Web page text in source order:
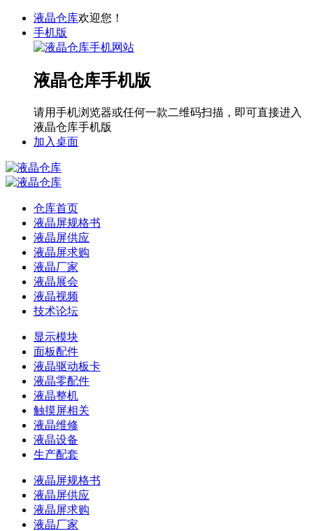
液晶仓库欢迎您！
手机版
液晶仓库手机版
请用手机浏览器或任何一款二维码扫描，即可直接进入
液晶仓库手机版
加入桌面
仓库首页
液晶屏规格书
液晶屏供应
液晶屏求购
液晶厂家
液晶展会
液晶视频
技术论坛
显示模块
面板配件
液晶驱动板卡
液晶零配件
液晶整机
触摸屏相关
液晶维修
液晶设备
生产配套
液晶屏规格书
液晶屏供应
液晶屏求购
液晶厂家